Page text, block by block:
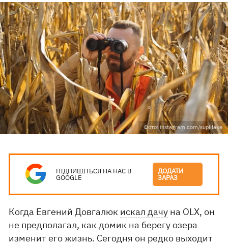
Фото: instagram.com/supiilake
ПІДПИШІТЬСЯ НА НАС В
GOOGLE
ДОДАТИ
ЗАРАЗ
Когда Евгений Довгалюк искал дачу на OLX, он
не предполагал, как домик на берегу озера
изменит его жизнь. Сегодня он редко выходит